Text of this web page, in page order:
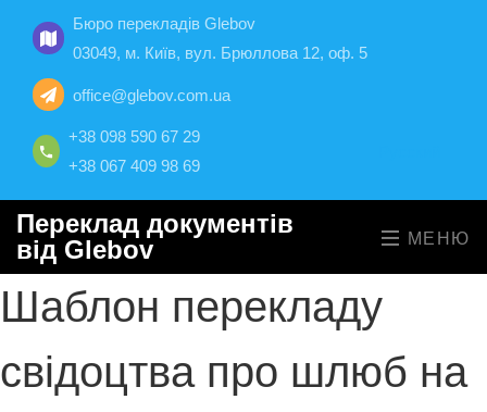
Бюро перекладів Glebov
03049, м. Київ, вул. Брюллова 12, оф. 5
office@glebov.com.ua
+38 098 590 67 29
+38 067 409 98 69
Переклад документів
від Glebov
МЕНЮ
Шаблон перекладу
свідоцтва про шлюб на